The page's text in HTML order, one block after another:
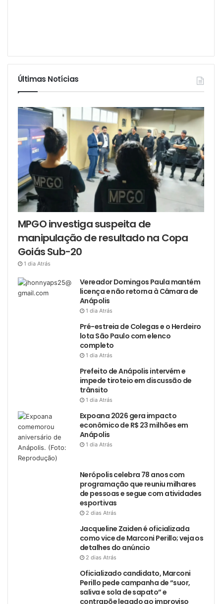
Últimas Notícias
MPGO investiga suspeita de
manipulação de resultado na Copa
Goiás Sub-20
1 dia Atrás
Vereador Domingos Paula mantém
licença e não retorna à Câmara de
Anápolis
1 dia Atrás
Pré-estreia de Colegas e o Herdeiro
lota São Paulo com elenco
completo
1 dia Atrás
Prefeito de Anápolis intervém e
impede tiroteio em discussão de
trânsito
1 dia Atrás
Expoana 2026 gera impacto
econômico de R$ 23 milhões em
Anápolis
1 dia Atrás
Nerópolis celebra 78 anos com
programação que reuniu milhares
de pessoas e segue com atividades
esportivas
2 dias Atrás
Jacqueline Zaiden é oficializada
como vice de Marconi Perillo; veja os
detalhes do anúncio
2 dias Atrás
Oficializado candidato, Marconi
Perillo pede campanha de “suor,
saliva e sola de sapato” e
contrapõe legado ao improviso